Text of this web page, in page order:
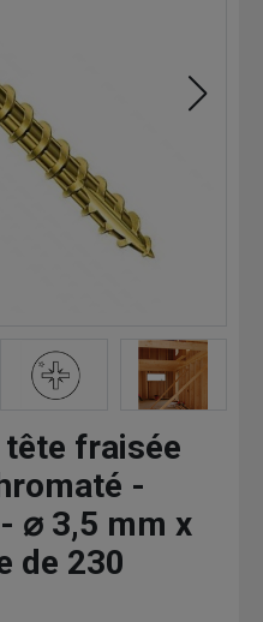
fraisée
-
⌀ 3,5 mm x
de 230